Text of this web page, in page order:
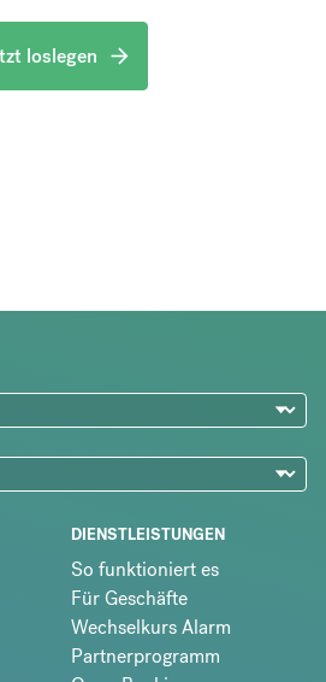
loslegen
DIENSTLEISTUNGEN
So funktioniert es
Für Geschäfte
Wechselkurs Alarm
Partnerprogramm